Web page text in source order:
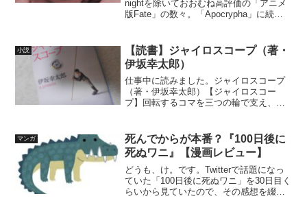
nightを除いておおむね高評価の「アニメ
版Fate」の数々。「Apocrypha」に続き
中！「...
小説
【読書】ジャイロスコープ（著・
伊坂幸太郎）
仕事中に読みました。ジャイロスコープ
（著・伊坂幸太郎）【ジャイロスコー
プ】回転するコマを三つの輪で支え、自
性に満ちた個性豊かな短編小説を指す。
……ということらしいです。...
マンガ
死んでからが本番？『100日後に
死ぬワニ』【漫画レビュー】
どうも、け。です。Twitterで話題になっ
ていた「100日後に死ぬワニ」を30日目く
らいから見ていたので、その感想を綴っ